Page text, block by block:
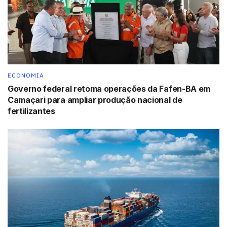
A produção média de gás natural da
Petrobras no país, sem incluir o volume
liquefeito, atingiu 75,4 milhões de metros
cúbicos por dia
Conforme a companhia, a entrada em operação, em
fevereiro, do navio plataforma Cidade de Maricá,
instalado na área de Lula Alto, no campo de Lula, no pré-
sal da Bacia de Santos foi determinante para o recorde. A
armazena e transfere óleo), tem capacidade de produzir
até 150 mil bpd.
A Petrobras informou que, ainda este ano, mais dois
grandes sistemas definitivos de produção estão
programados para entrar em operação no pré-sal: o
projeto Lula Central (FPSO Cidade de Saquarema) e o
projeto Lapa (FPSO Cidade de Caraguatatuba).
ECONOMIA
Governo federal retoma operações da Fafen-BA em
Camaçari para ampliar produção nacional de
fertilizantes